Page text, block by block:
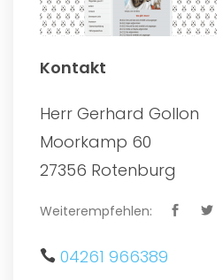
Kontakt
Herr Gerhard Gollon
Moorkamp 60
27356 Rotenburg
Weiterempfehlen:
04261 966389